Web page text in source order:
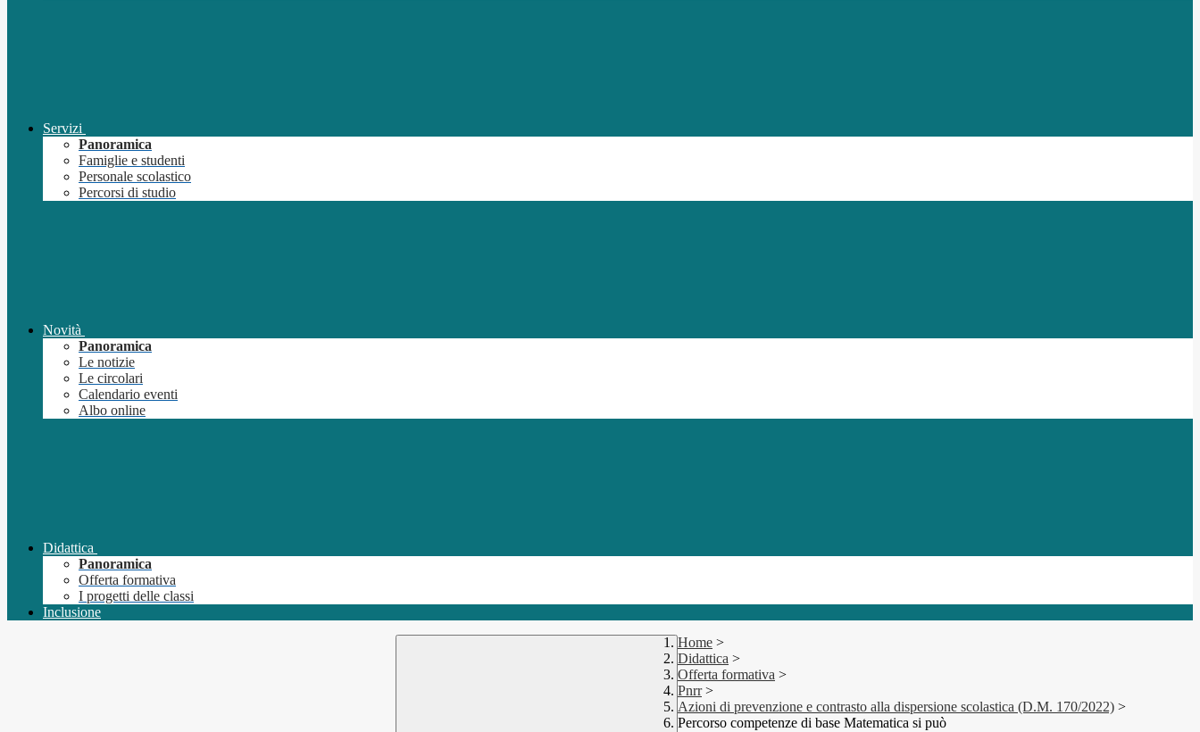
Servizi
Panoramica
Famiglie e studenti
Personale scolastico
Percorsi di studio
Novità
Panoramica
Le notizie
Le circolari
Calendario eventi
Albo online
Didattica
Panoramica
Offerta formativa
I progetti delle classi
Inclusione
Home >
Didattica >
Offerta formativa >
Pnrr >
Azioni di prevenzione e contrasto alla dispersione scolastica (D.M. 170/2022) >
Percorso competenze di base Matematica si può